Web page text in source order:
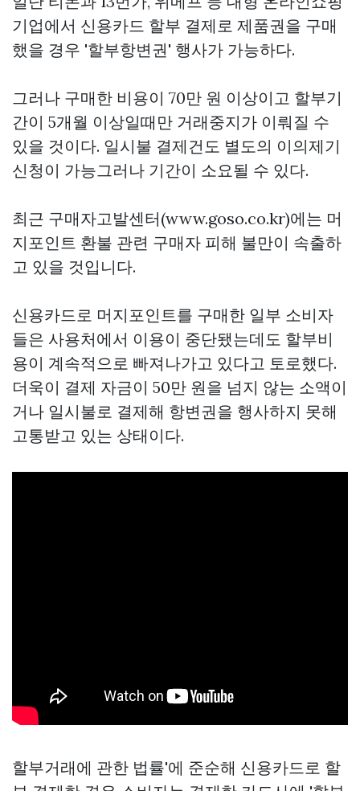
기업에서 신용카드 할부 결제로 제품권을 구매
했을 경우 '할부항변권' 행사가 가능하다.
그러나 구매한 비용이 70만 원 이상이고 할부기
간이 5개월 이상일때만 거래중지가 이뤄질 수
있을 것이다. 일시불 결제건도 별도의 이의제기
신청이 가능그러나 기간이 소요될 수 있다.
최근 구매자고발센터(www.goso.co.kr)에는 머
지포인트 환불 관련 구매자 피해 불만이 속출하
고 있을 것입니다.
신용카드로 머지포인트를 구매한 일부 소비자
들은 사용처에서 이용이 중단됐는데도 할부비
용이 계속적으로 빠져나가고 있다고 토로했다.
더욱이 결제 자금이 50만 원을 넘지 않는 소액이
거나 일시불로 결제해 항변권을 행사하지 못해
고통받고 있는 상태이다.
할부거래에 관한 법률'에 준순해 신용카드로 할